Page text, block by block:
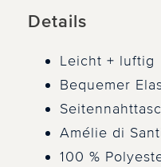
Details
Leicht + luftig
Bequemer
Amélie di
100 %